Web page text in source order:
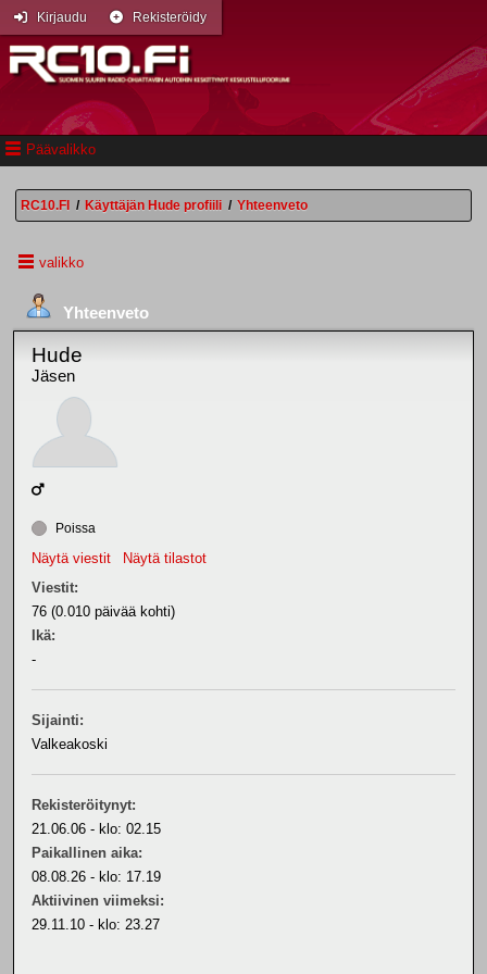
Päävalikko
Kirjaudu Rekisteröidy
RC10.FI / Käyttäjän Hude profiili / Yhteenveto
valikko
Yhteenveto
Hude
Jäsen
Poissa
Näytä viestit
Näytä tilastot
Viestit:
76 (0.010 päivää kohti)
Ikä:
-
Sijainti:
Valkeakoski
Rekisteröitynyt:
21.06.06 - klo: 02.15
Paikallinen aika:
08.08.26 - klo: 17.19
Aktiivinen viimeksi:
29.11.10 - klo: 23.27